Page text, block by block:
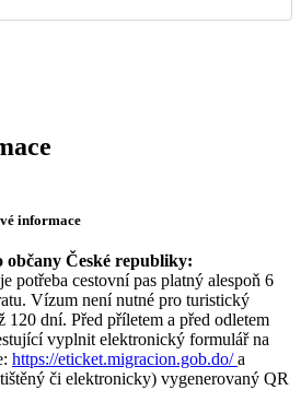
informace
občany České republiky:
potřeba cestovní pas platný alespoň 6
Vízum není nutné pro turistický
120 dní. Před příletem a před odletem
vyplnit elektronický formulář na
https://eticket.migracion.gob.do/a
či elektronicky) vygenerovaný QR